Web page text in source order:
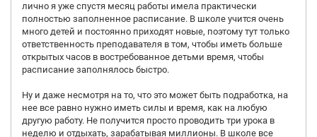
При этом есть возможность зарабатывать дополнительные
деньги через корпоративные программы.
Спустя время можно претендовать на другие должности: мне
спустя четыре месяца работы предложили должность
куратора, а спустя полгода работы преподавателем мне
отдела. При этом постоянно открывается много других
возможностей и вакансий внутри школы.
лично я уже спустя месяц работы имела практически
полностью заполненное расписание. В школе учится очень
много детей и постоянно приходят новые, поэтому тут только
ответственность преподавателя в том, чтобы иметь больше
открытых часов в востребованное детьми время, чтобы
расписание заполнялось быстро.
Ну и даже несмотря на то, что это может быть подработка, на
нее все равно нужно иметь силы и время, как на любую
другую работу. Не получится просто проводить три урока в
неделю и отдыхать, зарабатывая миллионы. В школе все